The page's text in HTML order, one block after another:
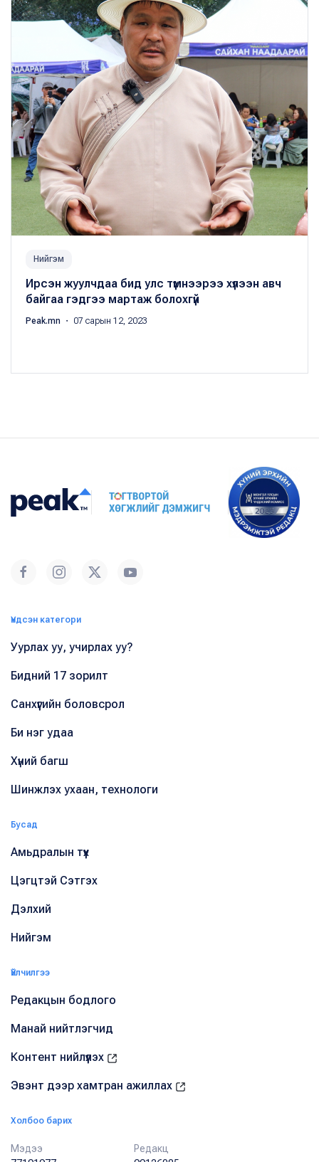
Нийгэм
Ирсэн жуулчдаа бид улс түмнээрээ хүлээн авч
байгаа гэдгээ мартаж болохгүй
Peak.mn ・ 07 сарын 12, 2023
Үндсэн категори
Уурлах уу, учирлах уу?
Бидний 17 зорилт
Санхүүгийн боловсрол
Би нэг удаа
Хүний багш
Шинжлэх ухаан, технологи
Бусад
Амьдралын түүх
Цэгцтэй Сэтгэх
Дэлхий
Нийгэм
Үйлчилгээ
Редакцын бодлого
Манай нийтлэгчид
Контент нийлүүлэх
Эвэнт дээр хамтран ажиллах
Холбоо барих
Мэдээ
Редакц